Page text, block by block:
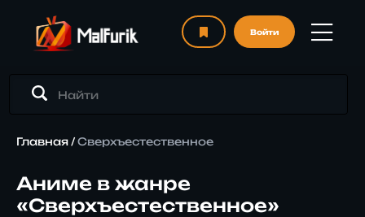
Войти
Главная/Сверхъестественное
Аниме в жанре
«Сверхъестественное»